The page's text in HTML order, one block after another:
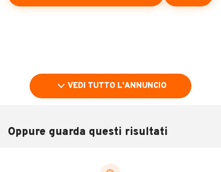
VEDI TUTTO L'ANNUNCIO
Oppure guarda questi risultati